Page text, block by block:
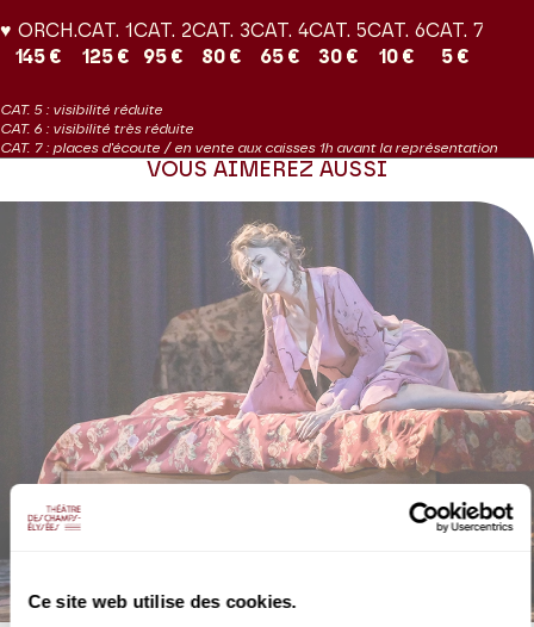
Ce site web utilise des cookies.
Coproduction Théâtre des Champs-Élysées | Les Grandes Voix
l’émissionSamedi à l'Opéra
disponible en streaming sur le site de France Musique et l’appli
♥ ORCH.
145 €
CAT. 1
125 €
CAT. 2
95 €
CAT. 3
80 €
CAT. 4
65 €
CAT. 5
30 €
CAT. 6
10 €
CAT. 7
5 €
CAT. 5 : visibilité réduite
CAT. 6 : visibilité très réduite
CAT. 7 : places d'écoute / en vente aux caisses 1h avant la représentation
VOUS AIMEREZ AUSSI